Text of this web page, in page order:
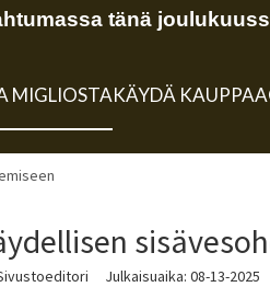
tänä
MIGLIOSTAKÄYDÄ KAUPPAA
Julkaisuaika: 08-13-